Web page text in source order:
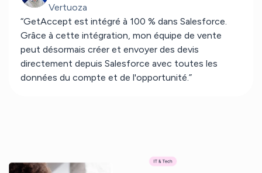
Vertuoza
“GetAccept est intégré à 100 % dans Salesforce.
Grâce à cette intégration, mon équipe de vente
peut désormais créer et envoyer des devis
directement depuis Salesforce avec toutes les
données du compte et de l'opportunité.”